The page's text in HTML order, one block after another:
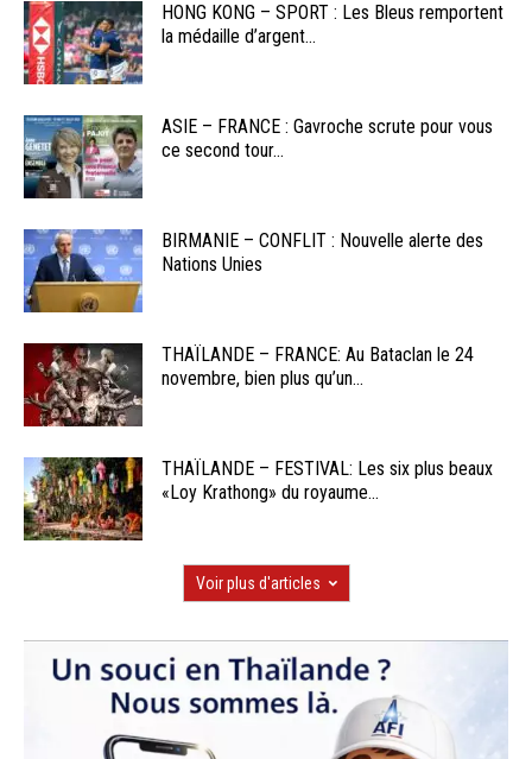
HONG KONG – SPORT : Les Bleus remportent
la médaille d’argent...
ASIE – FRANCE : Gavroche scrute pour vous
ce second tour...
BIRMANIE – CONFLIT : Nouvelle alerte des
Nations Unies
THAÏLANDE – FRANCE: Au Bataclan le 24
novembre, bien plus qu’un...
THAÏLANDE – FESTIVAL: Les six plus beaux
«Loy Krathong» du royaume...
Voir plus d'articles